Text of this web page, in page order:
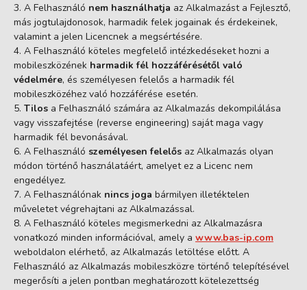
A Felhasználó nem használhatja az Alkalmazást a Fejlesztő,
más jogtulajdonosok, harmadik felek jogainak és érdekeinek,
valamint a jelen Licencnek a megsértésére.
A Felhasználó köteles megfelelő intézkedéseket hozni a
mobileszközének harmadik fél hozzáférésétől való
védelmére, és személyesen felelős a harmadik fél
mobileszközéhez való hozzáférése esetén.
Tilos a Felhasználó számára az Alkalmazás dekompilálása
vagy visszafejtése (reverse engineering) saját maga vagy
harmadik fél bevonásával.
A Felhasználó személyesen felelős az Alkalmazás olyan
módon történő használatáért, amelyet ez a Licenc nem
engedélyez.
A Felhasználónak nincs joga bármilyen illetéktelen
műveletet végrehajtani az Alkalmazással.
A Felhasználó köteles megismerkedni az Alkalmazásra
vonatkozó minden információval, amely a www.bas-ip.com
weboldalon elérhető, az Alkalmazás letöltése előtt. A
Felhasználó az Alkalmazás mobileszközre történő telepítésével
megerősíti a jelen pontban meghatározott kötelezettség